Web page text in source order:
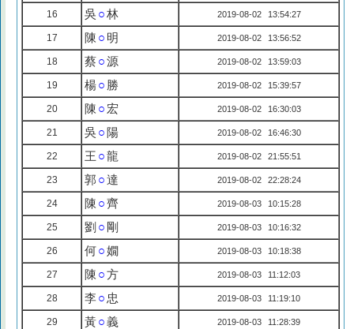
16 吳 ○林 2019-08-02 13:54:27
17 陳 ○ 明 2019-08-02 13:56:52
18 蔡○源 2019-08-02 13:59:03
19 楊○ 勝 2019-08-02 15:39:57
20 陳 ○ 宏 2019-08-02 16:30:03
21 吳 ○ 陽 2019-08-02 16:46:30
22 王 ○龍 2019-08-02 21:55:51
23 郭 ○達 2019-08-02 22:28:24
24 陳 ○齊 2019-08-03 10:15:28
25 劉 ○ 剛 2019-08-03 10:16:32
26 何○嫺 2019-08-03 10:18:38
27 陳 ○方 2019-08-03 11:12:03
28 李○ 忠 2019-08-03 11:19:10
29 黃○義 2019-08-03 11:28:39